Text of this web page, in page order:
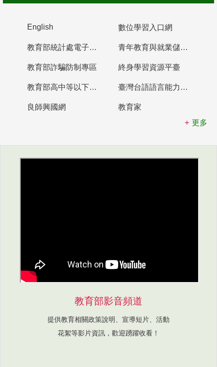
English 數位學習入口網
教育部統計處電子書櫃 青年教育與就業儲蓄帳戶
教育部詐騙防制專區 終身學習資源平臺
教育部高中等以下學校及幼兒園教師資格檢定考試 臺灣台語語言能力認證網站
良師興國網
教育家
更多
教育部影音頻道
提供教育相關政策說明、宣導短片、活動
花絮等影片資訊，歡迎踴躍收看！